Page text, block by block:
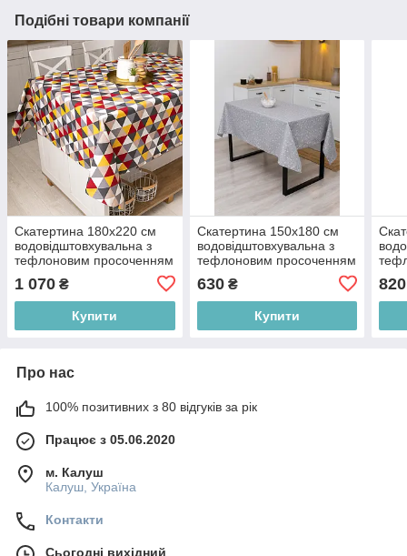
Подібні товари компанії
Скатертина 180х220 см
водовідштовхувальна з
тефлоновим просоченням
1 070 ₴
Купити
Скатертина 150х180 см
водовідштовхувальна з
тефлоновим просоченням
630₴
Купити
820
Про нас
100% позитивних з 80 відгуків за рік
Працює з 05.06.2020
м. Калуш
Калуш, Україна
Контакти
Сьогодні вихідний